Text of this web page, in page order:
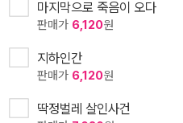
마지막으로 죽음이 오다
판매가 6,120원
지하인간
판매가 6,120원
딱정벌레 살인사건